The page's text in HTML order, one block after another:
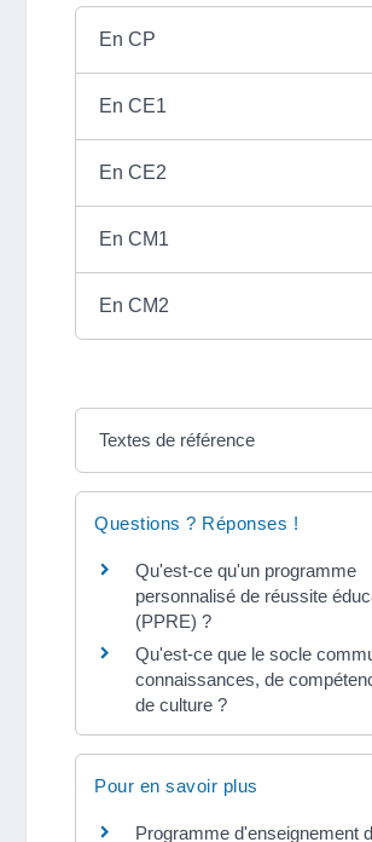
En CP
En CE1
En CE2
En CM1
En CM2
Textes de référence
Questions ? Réponses !
Qu'est-ce qu'un programme
personnalisé de réussite
(PPRE) ?
Qu'est-ce que le socle
connaissances, de
de culture ?
Pour en savoir plus
Programme d'enseignement